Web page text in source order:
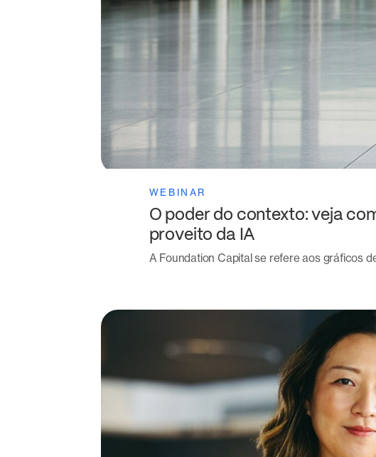
WEBINAR
O poder do contexto: veja
proveito da IA
A Foundation Capital se refere aos gráficos